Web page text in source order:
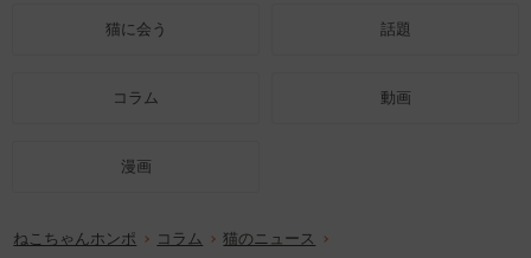
猫に会う 話題
コラム 動画
漫画
ねこちゃんホンポ コラム
猫のニュース